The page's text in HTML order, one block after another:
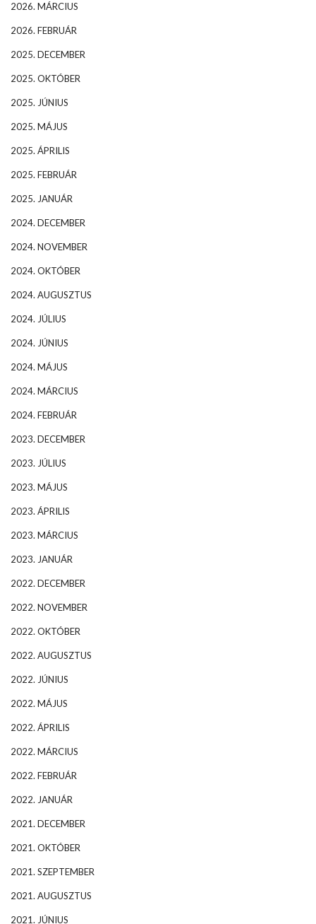
2026. MÁRCIUS
2026. FEBRUÁR
2025. DECEMBER
2025. OKTÓBER
2025. JÚNIUS
2025. MÁJUS
2025. ÁPRILIS
2025. FEBRUÁR
2025. JANUÁR
2024. DECEMBER
2024. NOVEMBER
2024. OKTÓBER
2024. AUGUSZTUS
2024. JÚLIUS
2024. JÚNIUS
2024. MÁJUS
2024. MÁRCIUS
2024. FEBRUÁR
2023. DECEMBER
2023. JÚLIUS
2023. MÁJUS
2023. ÁPRILIS
2023. MÁRCIUS
2023. JANUÁR
2022. DECEMBER
2022. NOVEMBER
2022. OKTÓBER
2022. AUGUSZTUS
2022. JÚNIUS
2022. MÁJUS
2022. ÁPRILIS
2022. MÁRCIUS
2022. FEBRUÁR
2022. JANUÁR
2021. DECEMBER
2021. OKTÓBER
2021. SZEPTEMBER
2021. AUGUSZTUS
2021. JÚNIUS